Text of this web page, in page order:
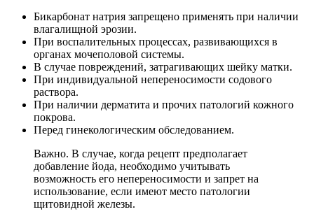
Бикарбонат натрия запрещено применять при наличии
влагалищной эрозии.
При воспалительных процессах, развивающихся в
органах мочеполовой системы.
В случае повреждений, затрагивающих шейку матки.
При индивидуальной непереносимости содового
раствора.
При наличии дерматита и прочих патологий кожного
покрова.
Перед гинекологическим обследованием.
Важно. В случае, когда рецепт предполагает
добавление йода, необходимо учитывать
возможность его непереносимости и запрет на
использование, если имеют место патологии
щитовидной железы.